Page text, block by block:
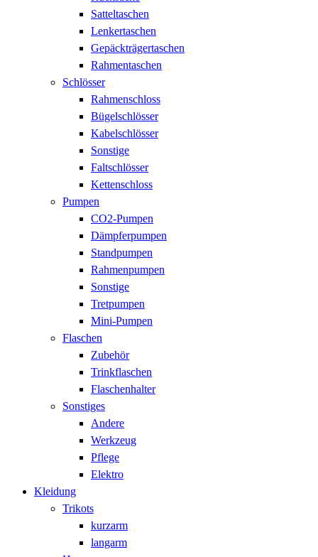
Satteltaschen
Lenkertaschen
Gepäckträgertaschen
Rahmentaschen
Schlösser
Rahmenschloss
Bügelschlösser
Kabelschlösser
Sonstige
Faltschlösser
Kettenschloss
Pumpen
CO2-Pumpen
Dämpferpumpen
Standpumpen
Rahmenpumpen
Sonstige
Tretpumpen
Mini-Pumpen
Flaschen
Zubehör
Trinkflaschen
Flaschenhalter
Sonstiges
Andere
Werkzeug
Pflege
Elektro
Kleidung
Trikots
kurzarm
langarm